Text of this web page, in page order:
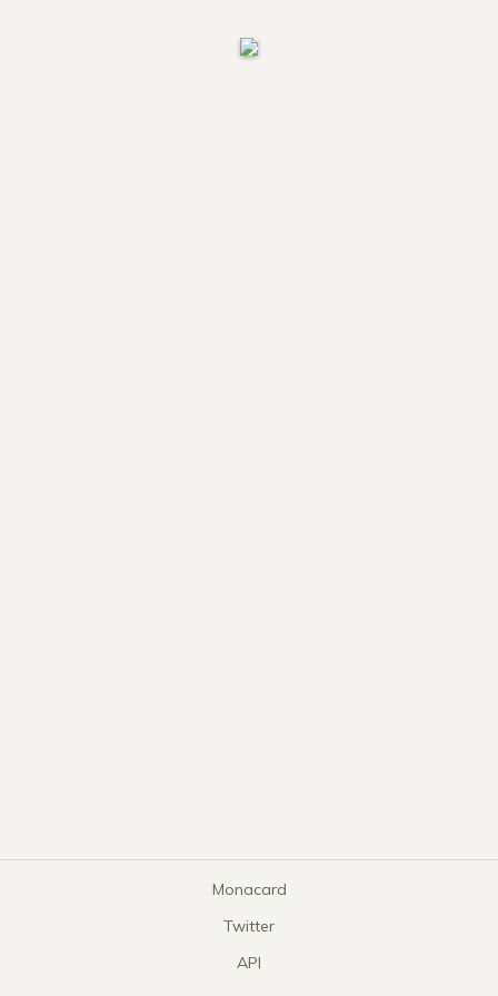
Monacard
Twitter
API